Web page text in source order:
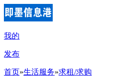
我的
发布
首页»生活服务»求租/求购